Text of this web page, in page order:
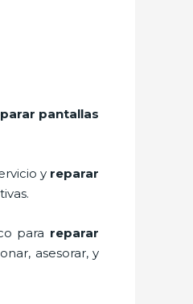
pantallas
y reparar
para reparar
asesorar, y